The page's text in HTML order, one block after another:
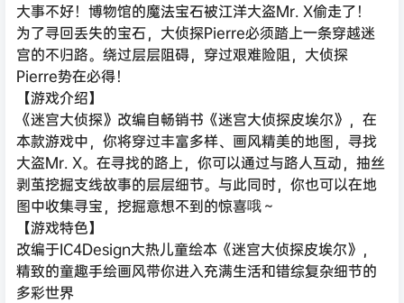
大事不好！博物馆的魔法宝石被江洋大盗Mr. X偷走了！
为了寻回丢失的宝石，大侦探Pierre必须踏上一条穿越迷
宫的不归路。绕过层层阻碍，穿过艰难险阻，大侦探
Pierre势在必得！
【游戏介绍】
《迷宫大侦探》改编自畅销书《迷宫大侦探皮埃尔》，在
本款游戏中，你将穿过丰富多样、画风精美的地图，寻找
大盗Mr. X。在寻找的路上，你可以通过与路人互动，抽丝
剥茧挖掘支线故事的层层细节。与此同时，你也可以在地
图中收集寻宝，挖掘意想不到的惊喜哦～
【游戏特色】
改编于IC4Design大热儿童绘本《迷宫大侦探皮埃尔》，
精致的童趣手绘画风带你进入充满生活和错综复杂细节的
多彩世界